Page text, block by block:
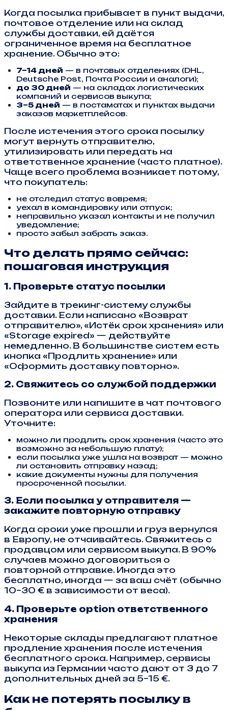
Когда посылка прибывает в пункт выдачи,
почтовое отделение или на склад
службы доставки, ей даётся
ограниченное время на бесплатное
хранение. Обычно это:
7–14 дней — в почтовых отделениях (DHL,
Deutsche Post, Почта России и аналоги);
до 30 дней — на складах логистических
компаний и сервисов выкупа;
3–5 дней — в постаматах и пунктах выдачи
заказов маркетплейсов.
После истечения этого срока посылку
могут вернуть отправителю,
утилизировать или передать на
ответственное хранение (часто платное).
Чаще всего проблема возникает потому,
что покупатель:
не отследил статус вовремя;
уехал в командировку или отпуск;
неправильно указал контакты и не получил
уведомление;
просто забыл забрать заказ.
Что делать прямо сейчас:
пошаговая инструкция
1. Проверьте статус посылки
Зайдите в трекинг-систему службы
доставки. Если написано «Возврат
отправителю», «Истёк срок хранения» или
«Storage expired» — действуйте
немедленно. В большинстве систем есть
кнопка «Продлить хранение» или
«Оформить доставку повторно».
2. Свяжитесь со службой поддержки
Позвоните или напишите в чат почтового
оператора или сервиса доставки.
Уточните:
можно ли продлить срок хранения (часто это
возможно за небольшую плату);
если посылка уже ушла на возврат — можно
ли остановить отправку назад;
какие документы нужны для получения
просроченной посылки.
3. Если посылка у отправителя —
закажите повторную отправку
Когда сроки уже прошли и груз вернулся
в Европу, не отчаивайтесь. Свяжитесь с
продавцом или сервисом выкупа. В 90%
случаев можно договориться о
повторной отправке. Иногда это
бесплатно, иногда — за ваш счёт (обычно
10–30 € в зависимости от веса).
4. Проверьте option ответственного
хранения
Некоторые склады предлагают платное
продление хранения после истечения
бесплатного срока. Например, сервисы
выкупа из Германии часто дают от 3 до 7
дополнительных дней за 5–15 €.
Как не потерять посылку в